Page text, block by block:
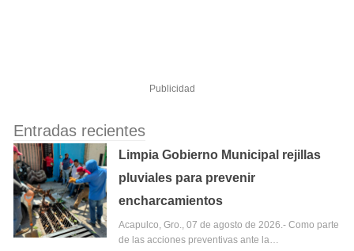
Publicidad
Entradas recientes
Limpia Gobierno Municipal rejillas
pluviales para prevenir
encharcamientos
Acapulco, Gro., 07 de agosto de 2026.- Como parte
de las acciones preventivas ante la…